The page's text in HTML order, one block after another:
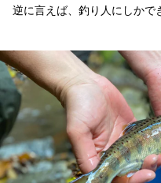
逆に言えば、釣り人にしかで